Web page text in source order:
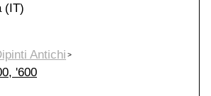
(IT)
Antichi
'600